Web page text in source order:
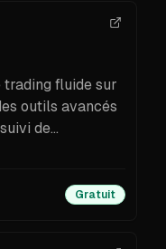
trading fluide sur
outils avancés
de
Gratuit